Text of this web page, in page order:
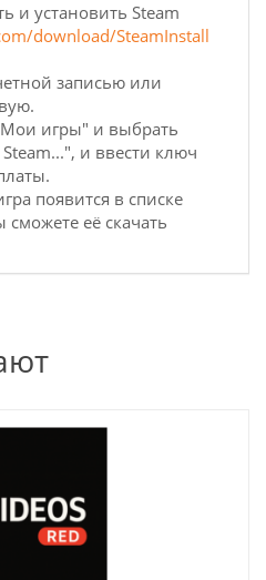
и установить Steam
download/SteamInstall
записью или
игры" и выбрать
и ввести ключ
появится в списке
её скачать